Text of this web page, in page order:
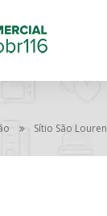
Sítio São